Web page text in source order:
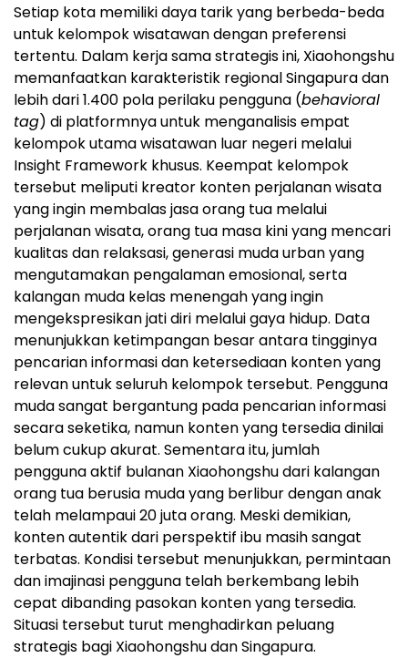
Setiap kota memiliki daya tarik yang berbeda-beda
untuk kelompok wisatawan dengan preferensi
tertentu. Dalam kerja sama strategis ini, Xiaohongshu
memanfaatkan karakteristik regional Singapura dan
lebih dari 1.400 pola perilaku pengguna (behavioral
tag) di platformnya untuk menganalisis empat
kelompok utama wisatawan luar negeri melalui
Insight Framework khusus. Keempat kelompok
tersebut meliputi kreator konten perjalanan wisata
yang ingin membalas jasa orang tua melalui
perjalanan wisata, orang tua masa kini yang mencari
kualitas dan relaksasi, generasi muda urban yang
mengutamakan pengalaman emosional, serta
kalangan muda kelas menengah yang ingin
mengekspresikan jati diri melalui gaya hidup. Data
menunjukkan ketimpangan besar antara tingginya
pencarian informasi dan ketersediaan konten yang
relevan untuk seluruh kelompok tersebut. Pengguna
muda sangat bergantung pada pencarian informasi
secara seketika, namun konten yang tersedia dinilai
belum cukup akurat. Sementara itu, jumlah
pengguna aktif bulanan Xiaohongshu dari kalangan
orang tua berusia muda yang berlibur dengan anak
telah melampaui 20 juta orang. Meski demikian,
konten autentik dari perspektif ibu masih sangat
terbatas. Kondisi tersebut menunjukkan, permintaan
dan imajinasi pengguna telah berkembang lebih
cepat dibanding pasokan konten yang tersedia.
Situasi tersebut turut menghadirkan peluang
strategis bagi Xiaohongshu dan Singapura.